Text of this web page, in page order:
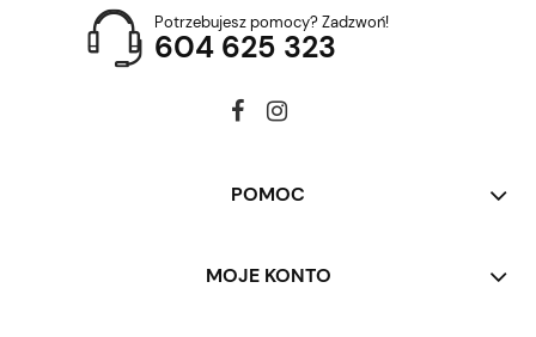
Potrzebujesz pomocy? Zadzwoń!
604 625 323
POMOC
MOJE KONTO